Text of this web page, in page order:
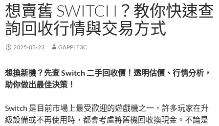
想賣舊 SWITCH？教你快速查
詢回收行情與交易方式
2025-03-23 GAPPLE3C
想換新機？先查 Switch 二手回收價！透明估價、行情分析，
助你做出最佳決策！
Switch 是目前市場上最受歡迎的遊戲機之一，許多玩家在升
級設備或不再使用時，都會考慮將舊機回收換現金。不論是